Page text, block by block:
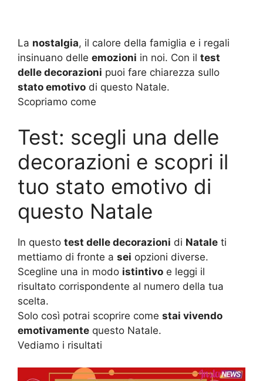
La nostalgia, il calore della famiglia e i regali
insinuano delle emozioni in noi. Con il test
delle decorazioni puoi fare chiarezza sullo
stato emotivo di questo Natale.
Scopriamo come
Test: scegli una delle
decorazioni e scopri il
tuo stato emotivo di
questo Natale
In questo test delle decorazioni di Natale ti
mettiamo di fronte a sei opzioni diverse.
Scegline una in modo istintivo e leggi il
risultato corrispondente al numero della tua
scelta.
Solo così potrai scoprire come stai vivendo
emotivamente questo Natale.
Vediamo i risultati